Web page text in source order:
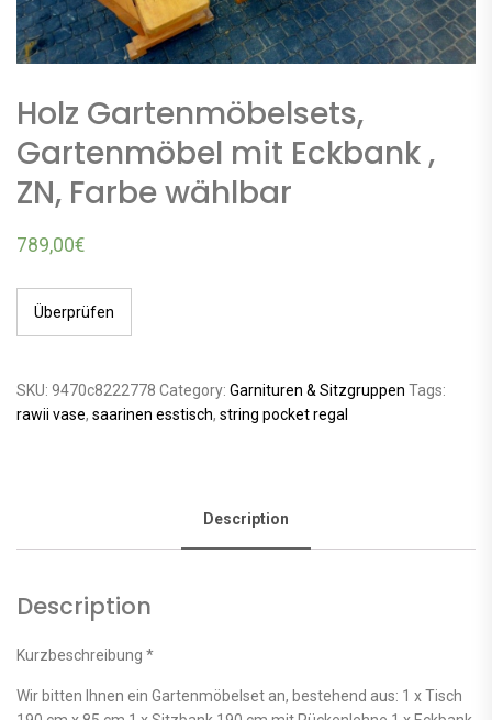
Holz Gartenmöbelsets,
Gartenmöbel mit Eckbank ,
ZN, Farbe wählbar
789,00€
Überprüfen
SKU: 9470c8222778 Category: Garnituren & Sitzgruppen Tags:
rawii vase, saarinen esstisch, string pocket regal
Description
Description
Kurzbeschreibung *
Wir bitten Ihnen ein Gartenmöbelset an, bestehend aus: 1 x Tisch